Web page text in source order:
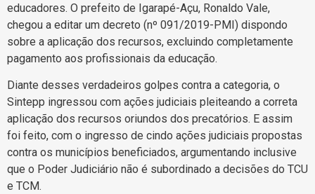
educadores. O prefeito de Igarapé-Açu, Ronaldo Vale,
chegou a editar um decreto (nº 091/2019-PMI) dispondo
sobre a aplicação dos recursos, excluindo completamente
pagamento aos profissionais da educação.
Diante desses verdadeiros golpes contra a categoria, o
Sintepp ingressou com ações judiciais pleiteando a correta
aplicação dos recursos oriundos dos precatórios. E assim
foi feito, com o ingresso de cindo ações judiciais propostas
contra os municípios beneficiados, argumentando inclusive
que o Poder Judiciário não é subordinado a decisões do TCU
e TCM.